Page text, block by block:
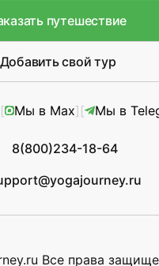
путешествие
Добавить свой тур
Мы в Max Мы в
8(800)234-18-64
Все права